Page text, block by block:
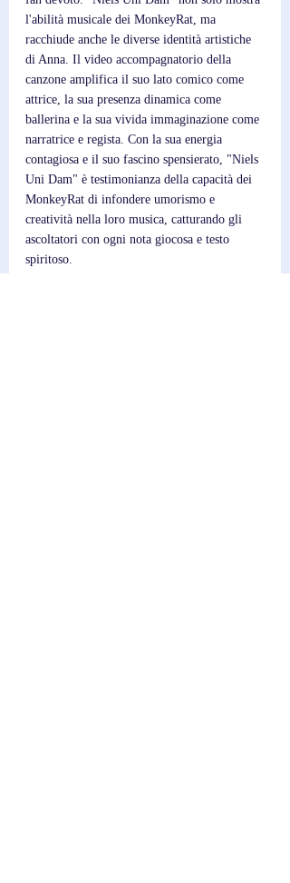
l'abilità musicale dei MonkeyRat, ma
racchiude anche le diverse identità artistiche
di Anna. Il video accompagnatorio della
canzone amplifica il suo lato comico come
attrice, la sua presenza dinamica come
ballerina e la sua vivida immaginazione come
narratrice e regista. Con la sua energia
contagiosa e il suo fascino spensierato, "Niels
Uni Dam" è testimonianza della capacità dei
MonkeyRat di infondere umorismo e
creatività nella loro musica, catturando gli
ascoltatori con ogni nota giocosa e testo
spiritoso.